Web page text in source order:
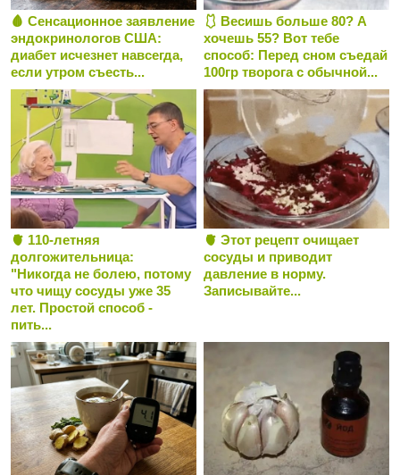
🩸 Сенсационное заявление
эндокринологов США:
диабет исчезнет навсегда,
если утром съесть...
🩱 Весишь больше 80? А
хочешь 55? Вот тебе
способ: Перед сном съедай
100гр творога с обычной...
🫀 110-летняя
долгожительница:
"Никогда не болею, потому
что чищу сосуды уже 35
лет. Простой способ -
пить...
🫀 Этот рецепт очищает
сосуды и приводит
давление в норму.
Записывайте...